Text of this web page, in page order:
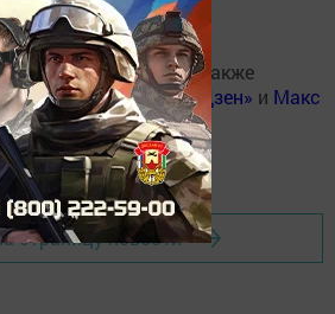
нашTelegram-канал, а также
,Одноклассниках,«Дзен» и Макс
страницу новости